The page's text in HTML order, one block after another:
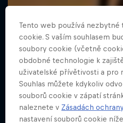
Tento web používá
cookie. S vaším souhlasem
soubory cookie (včetně
obdobné technologie k
uživatelské přívětivosti a pro
Souhlas můžete kdykoliv
souborů cookie v zápatí
naleznete v Zásadách
nastavení souborů cookie